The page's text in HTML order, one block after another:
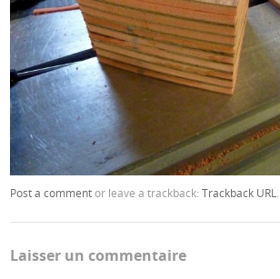
Post a commentor leave a trackback:Trackback URL
Laisser un commentaire